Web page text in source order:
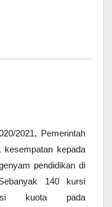
2021, Pemerintah
kepada
pendidikan di
140 kursi
kuota pada